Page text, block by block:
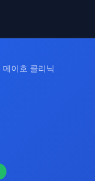
메이호 클리닉